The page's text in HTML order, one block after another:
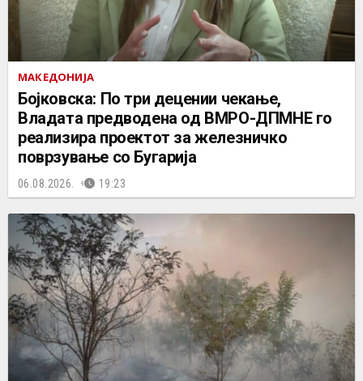
МАКЕДОНИЈА
Бојковска: По три децении чекање,
Владата предводена од ВМРО-ДПМНЕ го
реализира проектот за железничко
поврзување со Бугарија
06.08.2026. 19:23